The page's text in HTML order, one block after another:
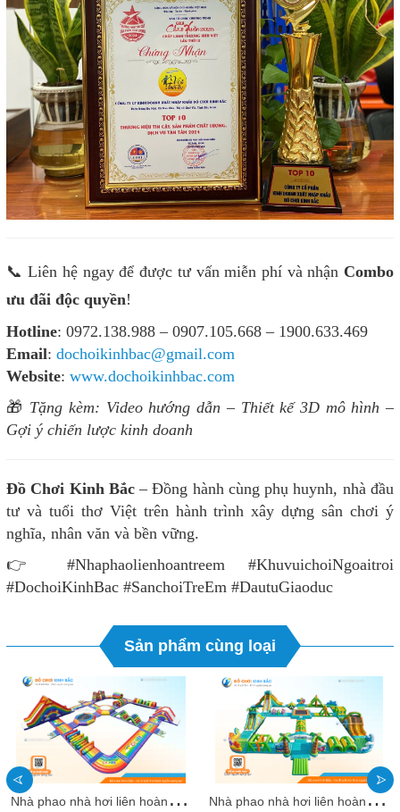
📞 Liên hệ ngay để được tư vấn miễn phí và nhận Combo
ưu đãi độc quyền!
Hotline: 0972.138.988 – 0907.105.668 – 1900.633.469
Email: dochoikinhbac@gmail.com
Website: www.dochoikinhbac.com
🎁 Tặng kèm: Video hướng dẫn – Thiết kế 3D mô hình –
Gợi ý chiến lược kinh doanh
Đồ Chơi Kinh Bắc– Đồng hành cùng phụ huynh, nhà đầu
tư và tuổi thơ Việt trên hành trình xây dựng sân chơi ý
nghĩa, nhân văn và bền vững.
👉 #Nhaphaolienhoantreem #KhuvuichoiNgoaitroi
#DochoiKinhBac #SanchoiTreEm #DautuGiaoduc
Sản phẩm cùng loại
N
hà phao nhà hơi liên hoàn NPNHLHKB61 Dochoikinhbac - Khu trò chơi phao hơi vui nhộn N
hà phao nhà hơi liên hoàn NPNHLHKB60 Dochoikinhbac - Khu trò chơi phao hơi vui nhộn